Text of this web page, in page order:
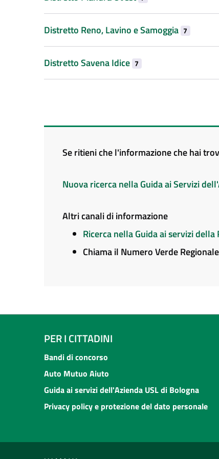
Distretto Reno, Lavino e Samoggia 7
Distretto Savena Idice 7
Se ritieni che l'informazione che hai
Nuova ricerca nella Guida ai Servizi
Altri canali di informazione
Ricerca nella Guida ai servizi
Chiama il Numero Verde
PER I CITTADINI
Bandi di concorso
Auto Mutuo Aiuto
Guida ai servizi dell'Azienda USL di Bologna
Privacy policy e protezione del dato personale